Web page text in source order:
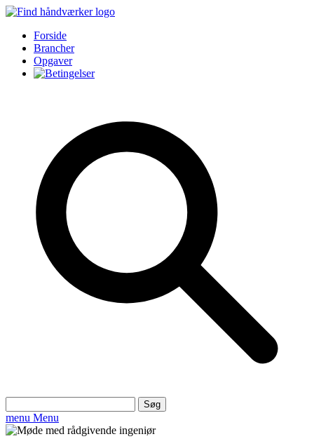
Forside
Brancher
Opgaver
efter:
menu Menu